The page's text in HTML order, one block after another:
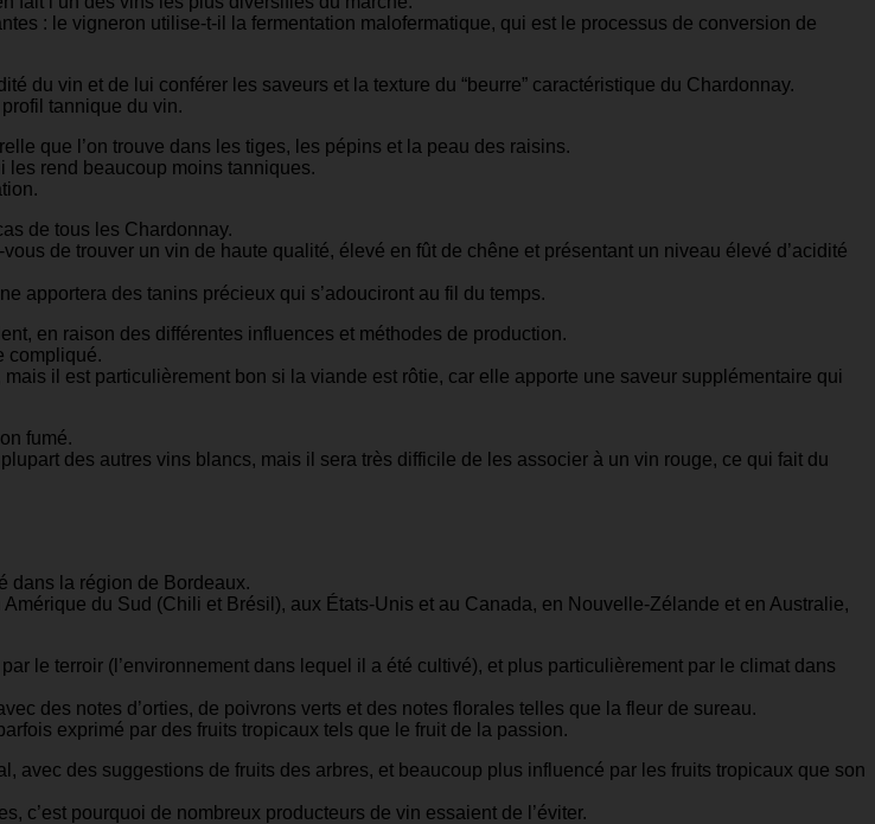
: le vigneron utilise-t-il la fermentation malofermatique, qui est le processus de conversion de
du vin et de lui conférer les saveurs et la texture du “beurre” caractéristique du Chardonnay.
tannique du vin.
que l’on trouve dans les tiges, les pépins et la peau des raisins.
les rend beaucoup moins tanniques.
de tous les Chardonnay.
de trouver un vin de haute qualité, élevé en fût de chêne et présentant un niveau élevé d’acidité
apportera des tanins précieux qui s’adouciront au fil du temps.
en raison des différentes influences et méthodes de production.
compliqué.
il est particulièrement bon si la viande est rôtie, car elle apporte une saveur supplémentaire qui
fumé.
des autres vins blancs, mais il sera très difficile de les associer à un vin rouge, ce qui fait du
dans la région de Bordeaux.
du Sud (Chili et Brésil), aux États-Unis et au Canada, en Nouvelle-Zélande et en Australie,
le terroir (l’environnement dans lequel il a été cultivé), et plus particulièrement par le climat dans
des notes d’orties, de poivrons verts et des notes florales telles que la fleur de sureau.
exprimé par des fruits tropicaux tels que le fruit de la passion.
des suggestions de fruits des arbres, et beaucoup plus influencé par les fruits tropicaux que son
c’est pourquoi de nombreux producteurs de vin essaient de l’éviter.